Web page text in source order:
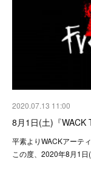
2020.07.13 11:00
8月1日(土)『WACK
平素よりWACKアーテ
この度、2020年8月1